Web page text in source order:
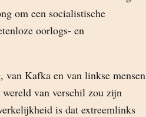
om een socialistische
oorlogs- en
Kafka en van linkse mensen
van verschil zou zijn
is dat extreemlinks